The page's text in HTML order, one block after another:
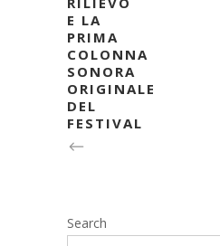
E LA
PRIMA
COLONNA
SONORA
ORIGINALE
DEL
FESTIVAL
Search